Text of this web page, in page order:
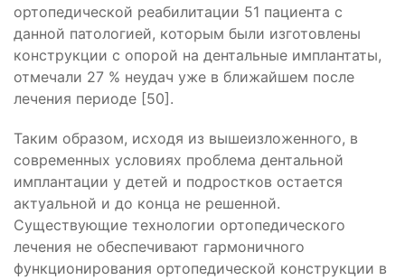
ортопедической реабилитации 51 пациента с
данной патологией, которым были изготовлены
конструкции с опорой на дентальные имплантаты,
отмечали 27 % неудач уже в ближайшем после
лечения периоде [50].
Таким образом, исходя из вышеизложенного, в
современных условиях проблема дентальной
имплантации у детей и подростков остается
актуальной и до конца не решенной.
Существующие технологии ортопедического
лечения не обеспечивают гармоничного
функционирования ортопедической конструкции в